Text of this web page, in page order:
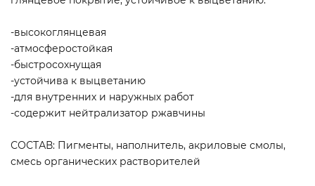
-высокоглянцевая
-атмосферостойкая
-быстросохнущая
-устойчива к выцветанию
-для внутренних и наружных работ
-содержит нейтрализатор ржавчины
СОСТАВ: Пигменты, наполнитель, акриловые смолы,
смесь органических растворителей